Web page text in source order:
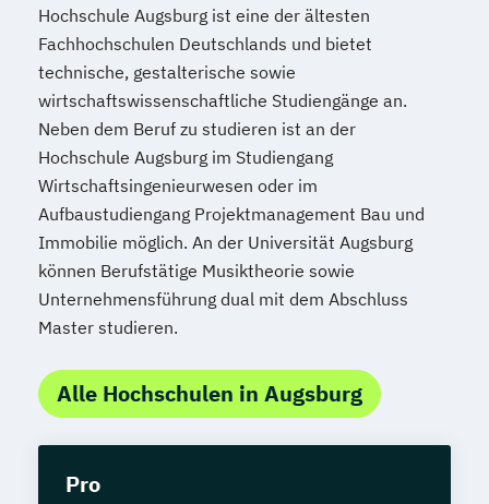
zusätzlicher Fachrichtung "Paarberatung"
Sportmedizin
Stressmanagement
(Entspannungspädagoge/-in Fachrichtung
"Burnout-Prävention")
Systemische/r Berater/-in
Tierernährungsberater/in
Tierheilpraktiker
Tierheilpraktiker + Grundlagen der
artgerechten Tierhaltung
Tierheilpraktiker + Klassische Veterinär-
Homöopathie
Tierheilpraktiker + Veterinär-Akupunktur
für Pferde
Hochschule Augsburg ist eine der ältesten
Fachhochschulen Deutschlands und bietet
technische, gestalterische sowie
wirtschaftswissenschaftliche Studiengänge an.
Neben dem Beruf zu studieren ist an der
Hochschule Augsburg im Studiengang
Wirtschaftsingenieurwesen oder im
Aufbaustudiengang Projektmanagement Bau und
Immobilie möglich. An der Universität Augsburg
können Berufstätige Musiktheorie sowie
Unternehmensführung dual mit dem Abschluss
Master studieren.
Alle Hochschulen in Augsburg
Pro